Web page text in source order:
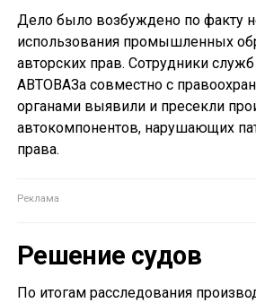
Дело было возбуждено по факту
использования промышленных
авторских прав. Сотрудники
АВТОВАЗа совместно с
органами выявили и пресекли
автокомпонентов, нарушающих
права.
Решение судов
По итогам расследования